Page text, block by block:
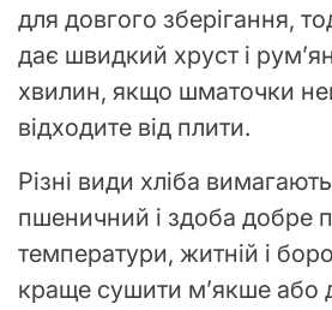
для довгого зберігання,
дає швидкий хруст і
хвилин, якщо шматочки
відходите від плити.
Різні види хліба
пшеничний і здоба добре
температури, житній і
краще сушити м’якше або